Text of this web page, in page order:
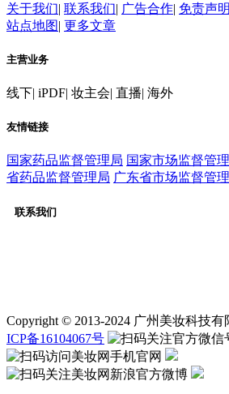
关于我们| 联系我们| 广告合作| 免责声明
站点地图| 更多文章
主营业务
线下| iPDF| 妆主会| 直播| 海外
友情链接
国家药品监督管理局 国家市场监督管
省药品监督管理局 广东省市场监督管
联系我们
Copyright © 2013-2024 广州美妆科技
ICP备16104067号